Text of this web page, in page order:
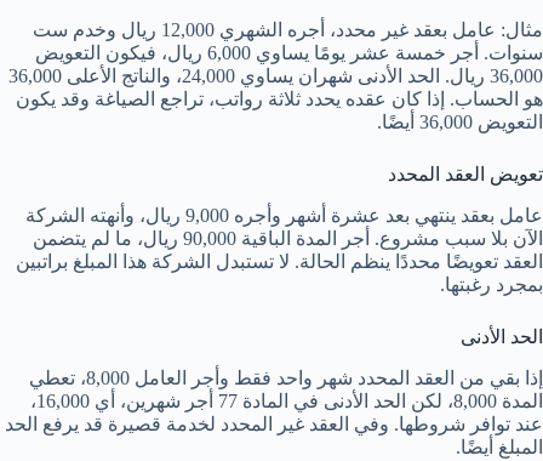
مثال: عامل بعقد غير محدد، أجره الشهري 12,000 ريال وخدم ست
سنوات. أجر خمسة عشر يومًا يساوي 6,000 ريال، فيكون التعويض
36,000 ريال. الحد الأدنى شهران يساوي 24,000، والناتج الأعلى 36,000
هو الحساب. إذا كان عقده يحدد ثلاثة رواتب، تراجع الصياغة وقد يكون
التعويض 36,000 أيضًا.
تعويض العقد المحدد
عامل بعقد ينتهي بعد عشرة أشهر وأجره 9,000 ريال، وأنهته الشركة
الآن بلا سبب مشروع. أجر المدة الباقية 90,000 ريال، ما لم يتضمن
العقد تعويضًا محددًا ينظم الحالة. لا تستبدل الشركة هذا المبلغ براتبين
بمجرد رغبتها.
الحد الأدنى
إذا بقي من العقد المحدد شهر واحد فقط وأجر العامل 8,000، تعطي
المدة 8,000، لكن الحد الأدنى في المادة 77 أجر شهرين، أي 16,000،
عند توافر شروطها. وفي العقد غير المحدد لخدمة قصيرة قد يرفع الحد
المبلغ أيضًا.